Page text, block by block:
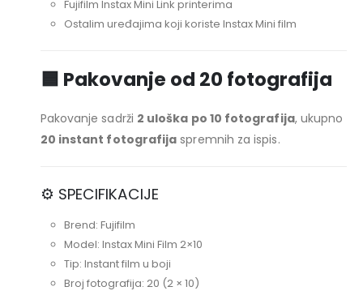
Fujifilm Instax Mini Link printerima
Ostalim uređajima koji koriste Instax Mini film
🟦 Pakovanje od 20 fotografija
Pakovanje sadrži 2 uloška po 10 fotografija, ukupno
20 instant fotografija spremnih za ispis.
⚙️ SPECIFIKACIJE
Brend: Fujifilm
Model: Instax Mini Film 2×10
Tip: Instant film u boji
Broj fotografija: 20 (2 × 10)